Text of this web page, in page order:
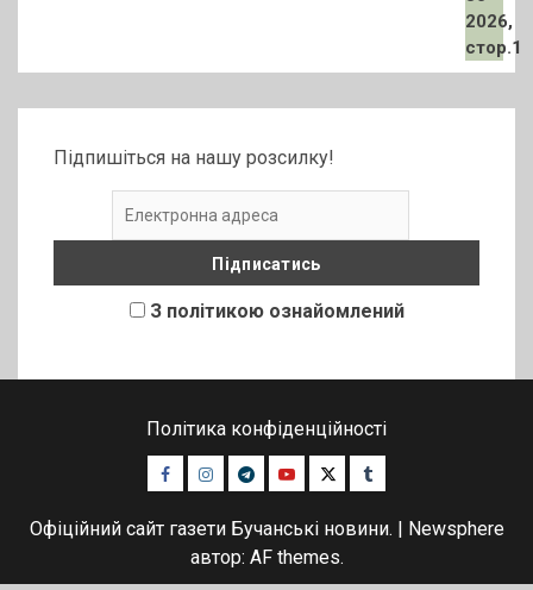
Підпишіться на нашу розсилку!
З політикою ознайомлений
Політика конфіденційності
Facebook
Instagram
TelegramYoutubeTwitterTumblr
Офіційний сайт газети Бучанські новини.
Newsphere
автор: AF themes.